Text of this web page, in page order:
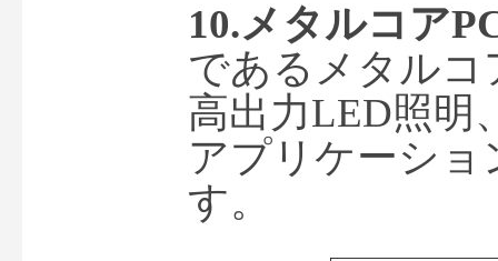
10.メタルコア
であるメタルコ
高出力LED照明
アプリケーシ
す。